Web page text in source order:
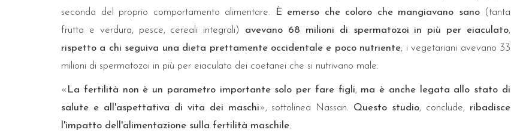
seconda del proprio comportamento alimentare.
È emerso che coloro che mangiavano sano(tanta
frutta e verdura, pesce, cereali integrali) avevano 68 milioni di spermatozoi in più per eiaculato,
rispetto a chi seguiva una dieta prettamente occidentale e poco nutriente; i vegetariani avevano 33
milioni di spermatozoi in più per eiaculato dei coetanei che si nutrivano male.
« La fertilità non è un parametro importante solo per fare figli, ma è anche legata allo stato di
salute e all'aspettativa di vita dei maschi», sottolinea Nassan. Questo studio, conclude, ribadisce
l'impatto dell'alimentazione sulla fertilità maschile.